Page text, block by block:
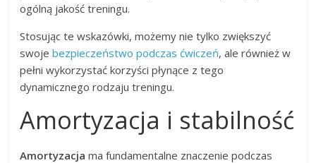
ogólną jakość treningu.
Stosując te wskazówki, możemy nie tylko zwiększyć
swojebezpieczeństwo podczas ćwiczeń, ale również w
pełni wykorzystać korzyści płynące z tego
dynamicznego rodzaju treningu.
Amortyzacja i stabilność
Amortyzacja ma fundamentalne znaczenie podczas